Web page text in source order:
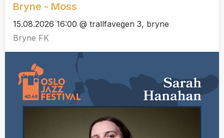
Bryne - Moss
15.08.2026 16:00 @ trallfavegen 3, bryne
Bryne FK